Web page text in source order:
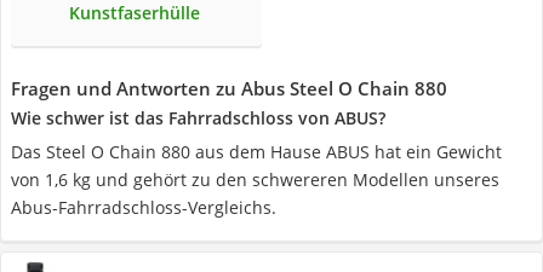
Kunstfaserhülle
Fragen und Antworten zu Abus Steel O Chain 880
Wie schwer ist das Fahrradschloss von ABUS?
Das Steel O Chain 880 aus dem Hause ABUS hat ein Gewicht
von 1,6 kg und gehört zu den schwereren Modellen unseres
Abus-Fahrradschloss-Vergleichs.